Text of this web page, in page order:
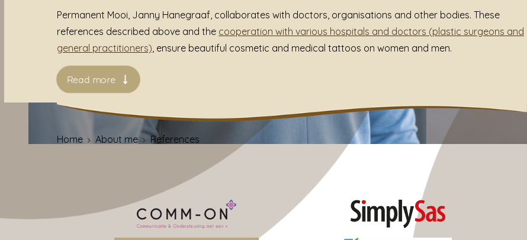
Permanent Mooi, Janny Hanegraaf, collaborates with doctors, organisations and other bodies. These
references described above and the cooperation with various hospitals and doctors (plastic surgeons and
general practitioners), ensure beautiful cosmetic and medical tattoos on women and men.
Read more
Home About me References